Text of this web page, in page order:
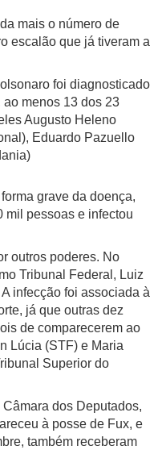
mais o número de
escalão que já tiveram a
foi diagnosticado
menos 13 dos 23
Augusto Heleno
Eduardo Pazuello
grave da doença,
mil pessoas e infectou
outros poderes. No
Tribunal Federal, Luiz
infecção foi associada à
já que outras dez
de comparecerem ao
Lúcia (STF) e Maria
Superior do
dos Deputados,
à posse de Fux, e
também receberam